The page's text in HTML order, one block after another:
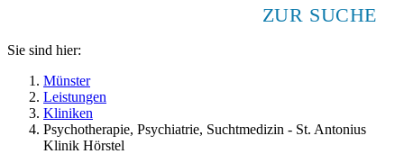
ZUR SUCHE
Sie sind hier:
Münster
Leistungen
Kliniken
Psychotherapie, Psychiatrie, Suchtmedizin - St. Antonius
Klinik Hörstel